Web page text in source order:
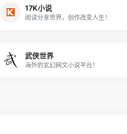
17K小说
阅读分享世界，创作改变人生！
武侠世界
海外的玄幻网文小说平台！